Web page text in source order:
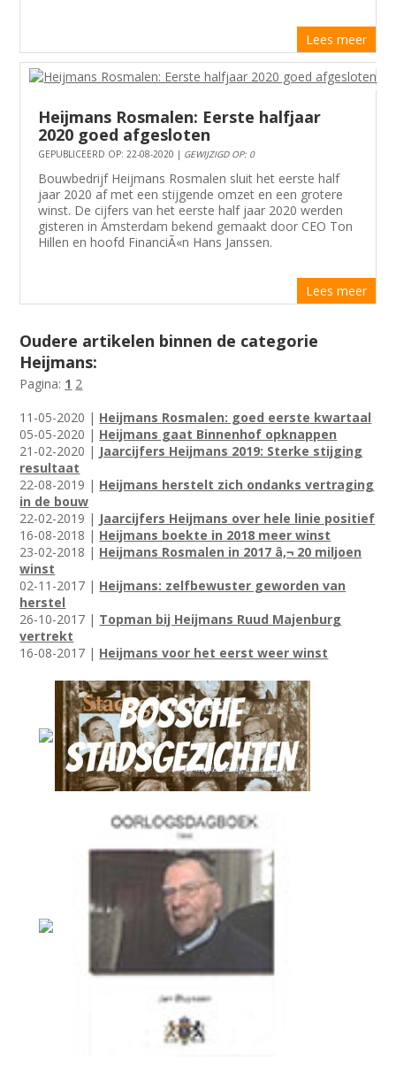
Lees meer
Heijmans Rosmalen: Eerste halfjaar
2020 goed afgesloten
GEPUBLICEERD OP: 22-08-2020 | GEWIJZIGD OP: 0
Bouwbedrijf Heijmans Rosmalen sluit het eerste half
jaar 2020 af met een stijgende omzet en een grotere
winst. De cijfers van het eerste half jaar 2020 werden
gisteren in Amsterdam bekend gemaakt door CEO Ton
Hillen en hoofd FinanciÃ«n Hans Janssen.
Lees meer
Oudere artikelen binnen de categorie
Heijmans:
Pagina: 1 2
11-05-2020 | Heijmans Rosmalen: goed eerste kwartaal
05-05-2020 | Heijmans gaat Binnenhof opknappen
21-02-2020 | Jaarcijfers Heijmans 2019: Sterke stijging
resultaat
22-08-2019 | Heijmans herstelt zich ondanks vertraging
in de bouw
22-02-2019 | Jaarcijfers Heijmans over hele linie positief
16-08-2018 | Heijmans boekte in 2018 meer winst
23-02-2018 | Heijmans Rosmalen in 2017 â‚¬ 20 miljoen
winst
02-11-2017 | Heijmans: zelfbewuster geworden van
herstel
26-10-2017 | Topman bij Heijmans Ruud Majenburg
vertrekt
16-08-2017 | Heijmans voor het eerst weer winst